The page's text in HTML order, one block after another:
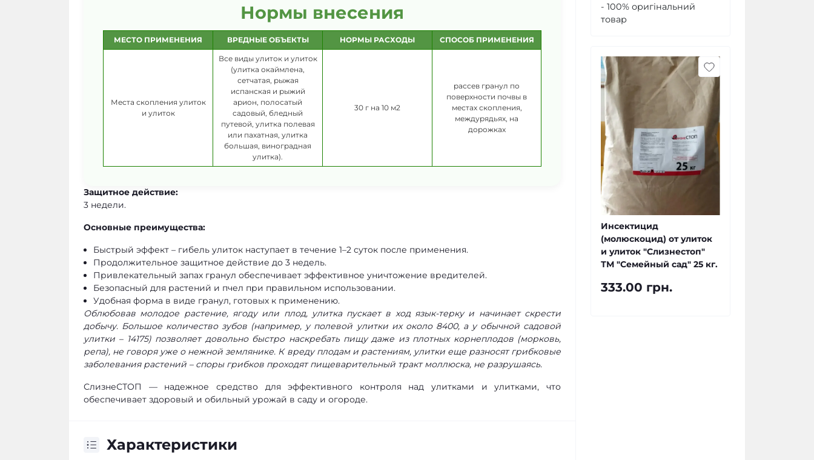
Нормы внесения
МЕСТО ПРИМЕНЕНИЯ ВРЕДНЫЕ ОБЪЕКТЫ НОРМЫ РАСХОДЫ СПОСОБ ПРИМЕНЕНИЯ
Места скопления улиток
и улиток
Все виды улиток и улиток
(улитка окаймлена,
сетчатая, рыжая
испанская и рыжий
арион, полосатый
садовый, бледный
путевой, улитка полевая
или пахатная, улитка
большая, виноградная
улитка).
30 г на 10 м2
рассев гранул по
поверхности почвы в
местах скопления,
междурядьях, на
дорожках
Защитное действие:
3 недели.
Основные преимущества:
Быстрый эффект – гибель улиток наступает в течение 1–2 суток после применения.
Продолжительное защитное действие до 3 недель.
Привлекательный запах гранул обеспечивает эффективное уничтожение вредителей.
Безопасный для растений и пчел при правильном использовании.
Удобная форма в виде гранул, готовых к применению.
Облюбовав молодое растение, ягоду или плод, улитка пускает в ход язык-терку и начинает скрести
добычу. Большое количество зубов (например, у полевой улитки их около 8400, а у обычной садовой
улитки – 14175) позволяет довольно быстро наскребать пищу даже из плотных корнеплодов (морковь,
репа), не говоря уже о нежной землянике. К вреду плодам и растениям, улитки еще разносят грибковые
заболевания растений – споры грибков проходят пищеварительный тракт моллюска, не разрушаясь.
СлизнеСТОП — надежное средство для эффективного контроля над улитками и улитками, что
обеспечивает здоровый и обильный урожай в саду и огороде.
Характеристики
- 100% оригінальний
товар
Инсектицид
(молюскоцид) от улиток
и улиток "Слизнестоп"
ТМ "Семейный сад" 25 кг.
333.00 грн.